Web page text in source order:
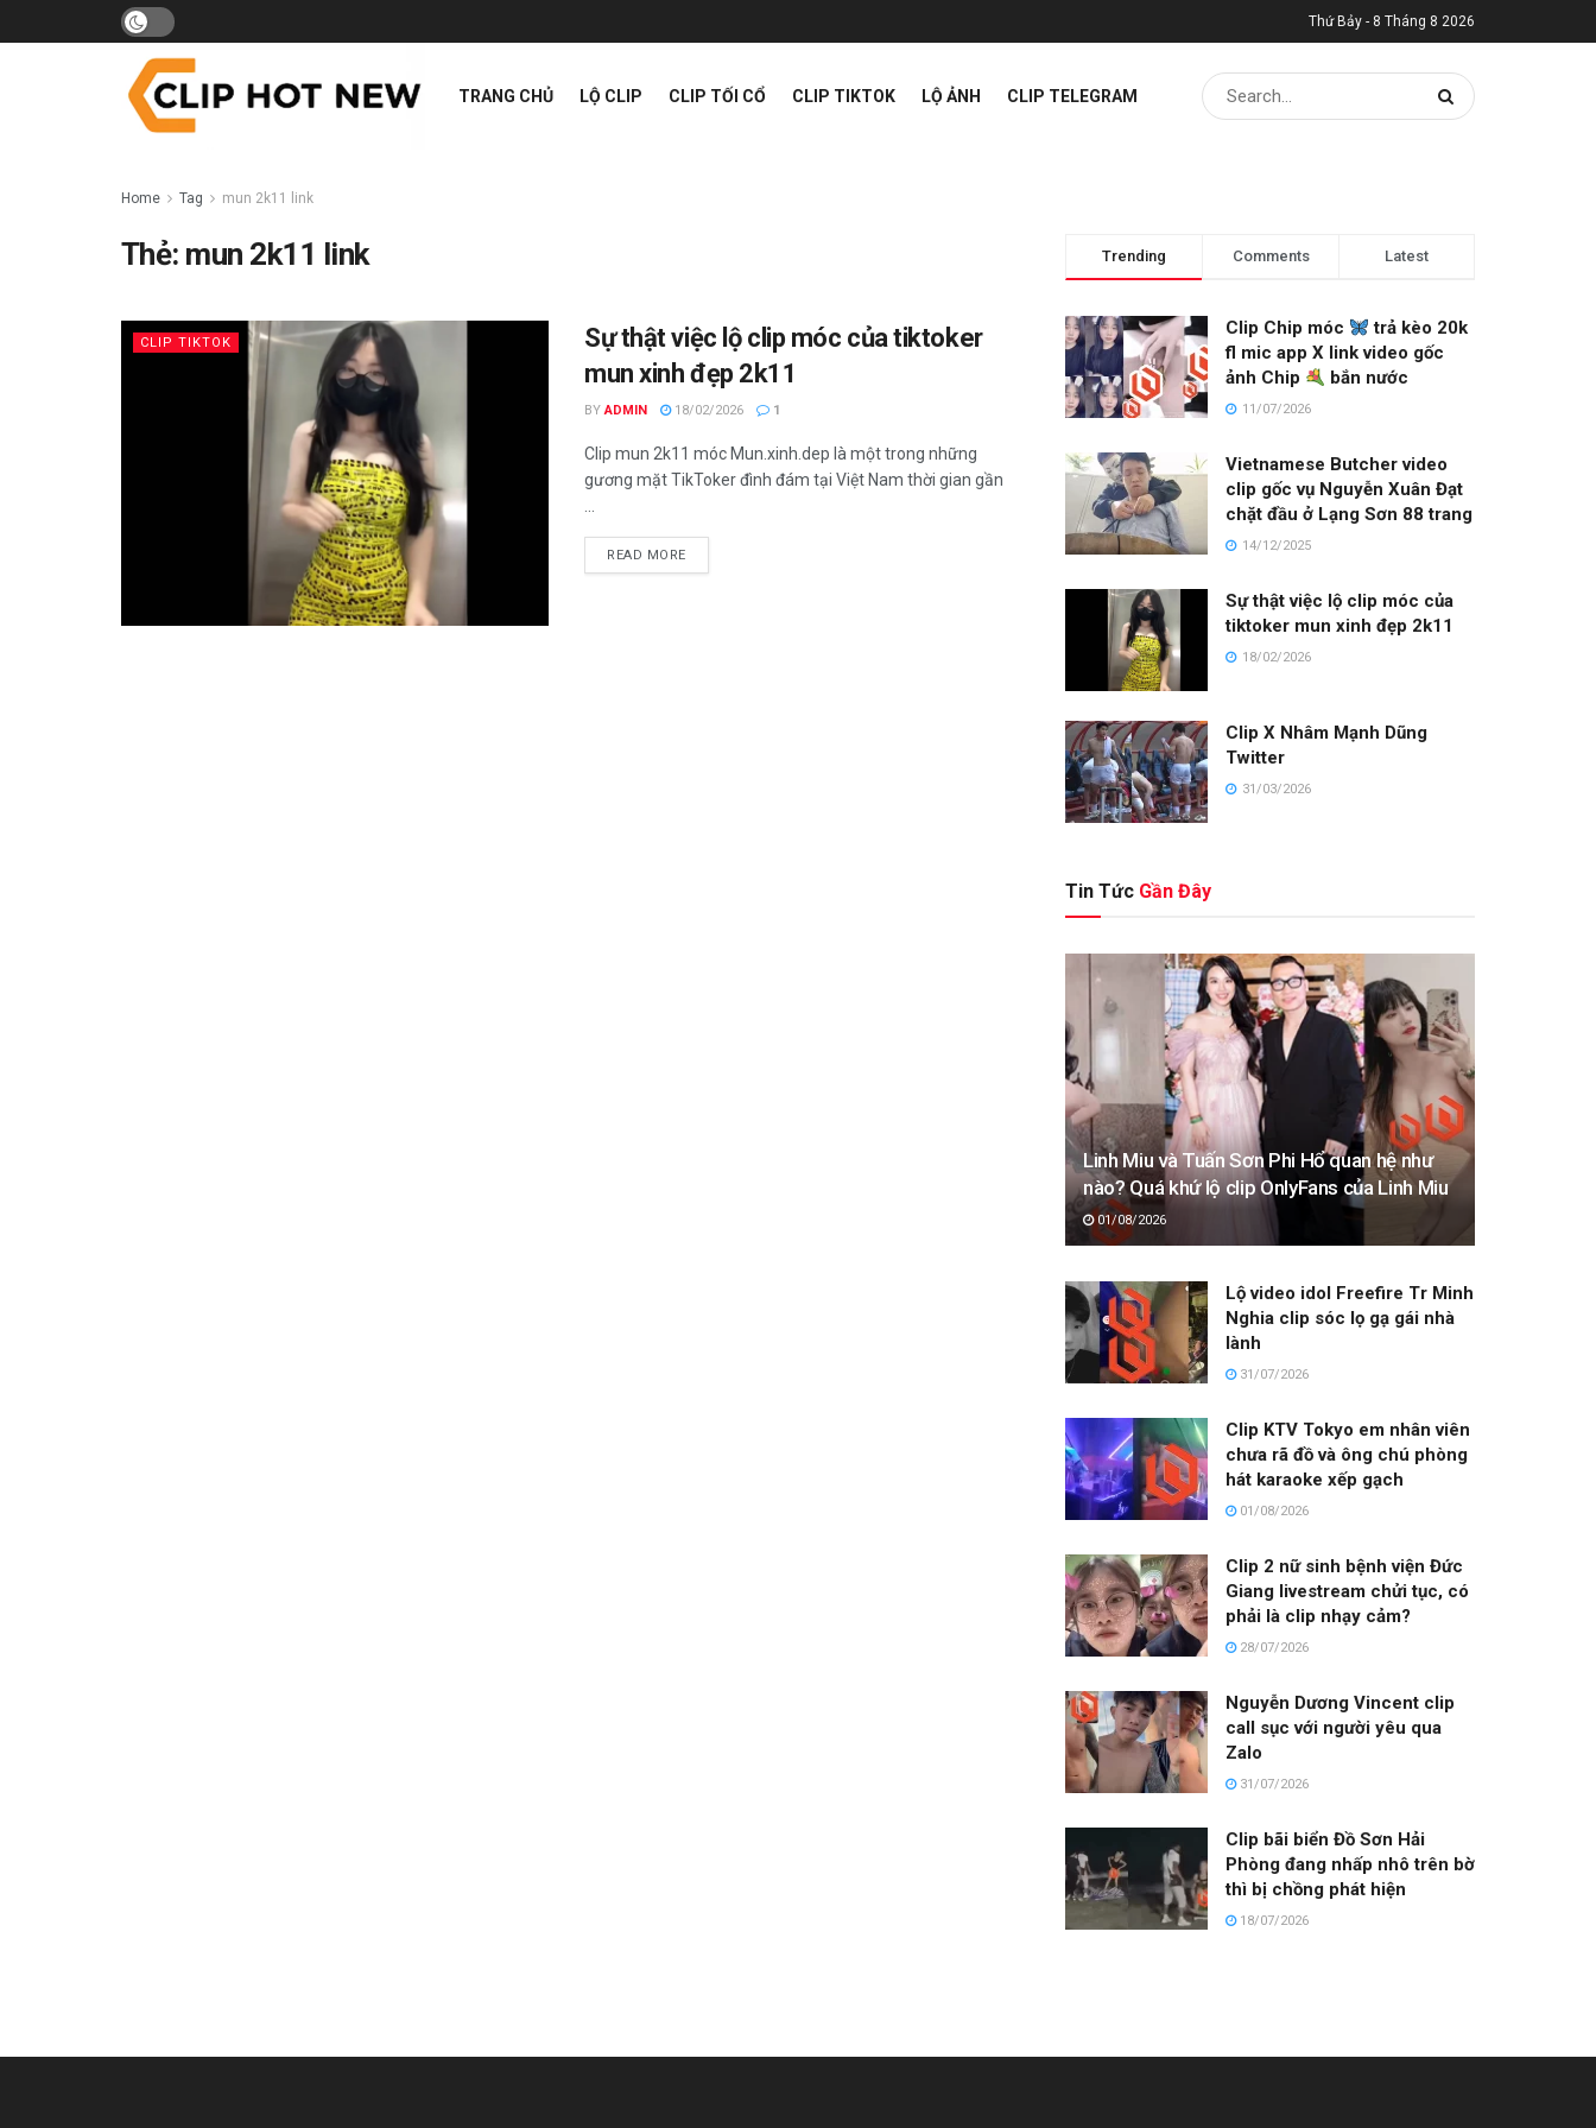
Thứ Bảy - 8 Tháng 8 2026
TRANG CHỦ LỘ CLIP CLIP TỐI CỔ CLIP TIKTOK LỘ ẢNH CLIP TELEGRAM
Home Tag mun 2k11 link
Thẻ: mun 2k11 link
CLIP TIKTOK
Sự thật việc lộ clip móc của tiktoker
mun xinh đẹp 2k11
BY ADMIN 18/02/2026 1
Clip mun 2k11 móc Mun.xinh.dep là một trong những
gương mặt TikToker đình đám tại Việt Nam thời gian gần
READ MORE
Trending Comments Latest
Clip Chip móc
trả kèo 20k
fl mic app X link video gốc
ảnh Chip
bắn nước
11/07/2026
Vietnamese Butcher video
clip gốc vụ Nguyễn Xuân Đạt
chặt đầu ở Lạng Sơn 88 trang
14/12/2025
Sự thật việc lộ clip móc của
tiktoker mun xinh đẹp 2k11
18/02/2026
Clip X Nhâm Mạnh Dũng
Twitter
31/03/2026
Tin Tức Gần Đây
Linh Miu và Tuấn Sơn Phi Hổ quan hệ như
nào? Quá khứ lộ clip OnlyFans của Linh Miu
01/08/2026
Lộ video idol Freefire Tr Minh
Nghia clip sóc lọ gạ gái nhà
lành
31/07/2026
Clip KTV Tokyo em nhân viên
chưa rã đồ và ông chú phòng
hát karaoke xếp gạch
01/08/2026
Clip 2 nữ sinh bệnh viện Đức
Giang livestream chửi tục, có
phải là clip nhạy cảm?
28/07/2026
Nguyễn Dương Vincent clip
call sục với người yêu qua
Zalo
31/07/2026
Clip bãi biển Đồ Sơn Hải
Phòng đang nhấp nhô trên bờ
thì bị chồng phát hiện
18/07/2026